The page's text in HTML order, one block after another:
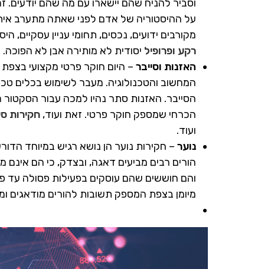
וסביר להניח שהם יישארו עם מה שהם יודעים.
על ההיסטוריה של אדם לפני שאתה מתערב
מקורבים ידועים, נכסים, תחומי עניין עסקיים,
רקע ופרופיל יסודית לא מותירה אבן לא הפוכה.
האזנות וסייבר – היום חוקר פרטי מקצועי
המחשוב והטכנולוגיה. מעבר לשימוש בכלים
הסייבר. האזנות סתר נהיו למכה עבור הסקטור
הכרחי שמספק חוקר פרטי. זאת ועוד, חקירות
ועוד.
נוער – חקירות נוער הן נושא רגיש במיוחד
הורים רבים מביעים דאגה, ובצדק, כי הם אינם
והם חוששים שהם עוסקים בפעילות פסולה עד
מיומן בצפת המספק תשובות להורים מודאגים